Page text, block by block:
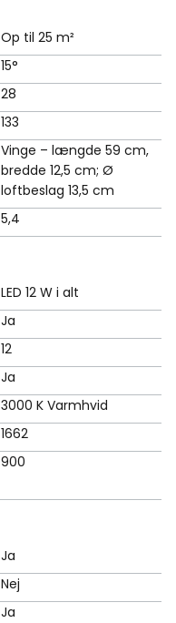
Op til 25 m²
15°
28
133
Vinge – længde 59 cm,
bredde 12,5 cm; Ø
loftbeslag 13,5 cm
5,4
LED 12 W i alt
Ja
12
Ja
3000 K Varmhvid
1662
900
Ja
Nej
Ja